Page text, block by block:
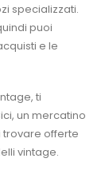
specializzati.
puoi
e le
ti
un mercatino
trovare offerte
vintage.